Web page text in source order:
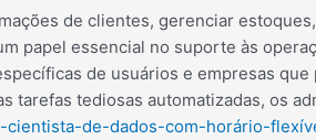
de clientes, gerenciar
papel essencial no suporte às
de usuários e empresas
tarefas tediosas automatizadas, os
cientista-de-dados-com-horário-